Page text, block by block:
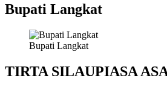
Bupati Langkat
Bupati Langkat
TIRTA SILAUPIASA